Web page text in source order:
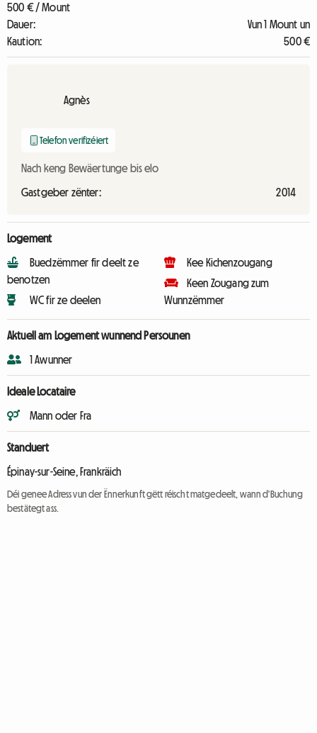
500 € / Mount
Dauer:
Vun 1 Mount un
Kaution:
500 €
Agnès
Telefon verifizéiert
Nach keng Bewäertunge bis elo
Gastgeber zënter: 2014
Logement
Buedzëmmer fir deelt ze
benotzen
WC fir ze deelen
Kee Kichenzougang
Keen Zougang zum
Wunnzëmmer
Aktuell am Logement wunnend Persounen
1 Awunner
Ideale Locataire
Mann oder Fra
Standuert
Épinay-sur-Seine, Frankräich
Déi genee Adress vun der Ënnerkunft gëtt réischt matgedeelt, wann d'Buchung
bestätegt ass.